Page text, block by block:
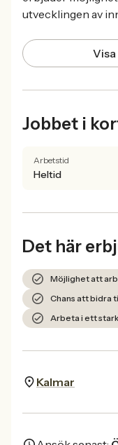
utvecklingen av
Jobbet i
Arbetstid
Heltid
Det här
Möjlighet att
Chans att bidra
Kalmar